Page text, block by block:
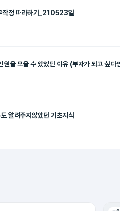
작정 따라하기_210523일
을 모을 수 있었던 이유 (부자가 되고 싶다
알려주지않았던 기초지식